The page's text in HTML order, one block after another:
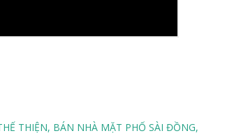
THIỆN BÁN NHÀ MẶT PHỐ SÀI ĐỒNG